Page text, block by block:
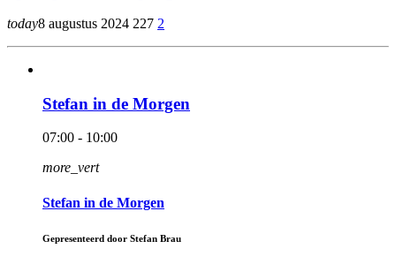
today8 augustus 2024 227 2
Stefan in de Morgen
07:00 - 10:00
more_vert
Stefan in de Morgen
Gepresenteerd door Stefan Brau